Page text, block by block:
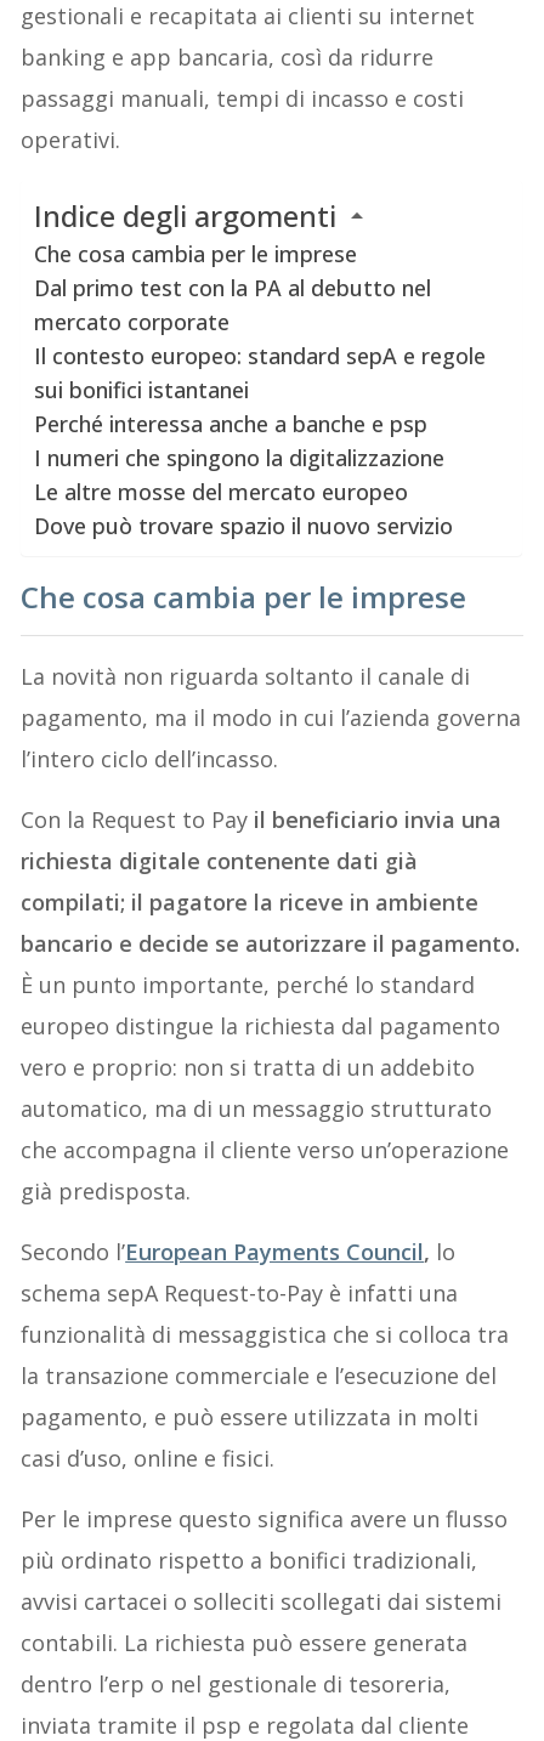
gestionali e recapitata ai clienti su internet
banking e app bancaria, così da ridurre
passaggi manuali, tempi di incasso e costi
operativi.
Indice degli argomenti
Che cosa cambia per le imprese
Dal primo test con la PA al debutto nel
mercato corporate
Il contesto europeo: standard sepA e regole
sui bonifici istantanei
Perché interessa anche a banche e psp
I numeri che spingono la digitalizzazione
Le altre mosse del mercato europeo
Dove può trovare spazio il nuovo servizio
Che cosa cambia per le imprese
La novità non riguarda soltanto il canale di
pagamento, ma il modo in cui l’azienda governa
l’intero ciclo dell’incasso.
Con la Request to Pay il beneficiario invia una
richiesta digitale contenente dati già
compilati; il pagatore la riceve in ambiente
bancario e decide se autorizzare il pagamento.
È un punto importante, perché lo standard
europeo distingue la richiesta dal pagamento
vero e proprio: non si tratta di un addebito
automatico, ma di un messaggio strutturato
che accompagna il cliente verso un’operazione
già predisposta.
Secondo l’European Payments Council, lo
schema sepA Request-to-Pay è infatti una
funzionalità di messaggistica che si colloca tra
la transazione commerciale e l’esecuzione del
pagamento, e può essere utilizzata in molti
casi d’uso, online e fisici.
Per le imprese questo significa avere un flusso
più ordinato rispetto a bonifici tradizionali,
avvisi cartacei o solleciti scollegati dai sistemi
contabili. La richiesta può essere generata
dentro l’erp o nel gestionale di tesoreria,
inviata tramite il psp e regolata dal cliente